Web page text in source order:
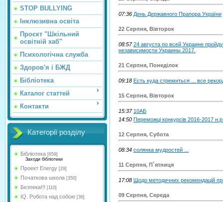
STOP BULLYING
Інклюзивна освіта
Проєкт "Шкільний
освітній хаб"
Психологічна служба
Здоров'я і БЖД
Бібліотека
Каталог статтей
Контакти
Категорії розділу
Бібліотека [659]
Заходи бібліотеки
Проект Energy [29]
Початкова школа [350]
Безпека!!! [110]
IQ. Робота над собою [36]
07:36 День Державного Прапора України
22 Серпня, Вівторок
08:57 24 августа по всей Украине
независимости Украины 2017.
21 Серпня, Понеділок
09:18 Есть куда стремиться ... все
15 Серпня, Вівторок
15:37 10АБ
14:50 Переможці конкурсів 2016-2017
12 Серпня, Субота
08:34 солянка мудростей ...
11 Серпня, П`ятниця
17:08 Щодо методичних рекомендацій
09 Серпня, Середа